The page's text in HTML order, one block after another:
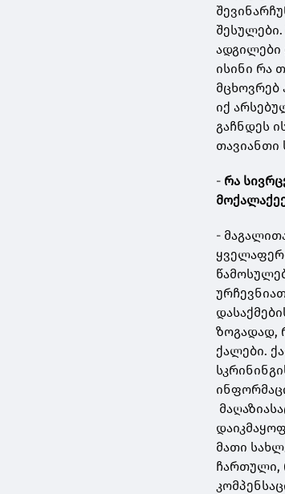
ადგილები
ისინი რა
მცხოვრებ
იქ
გაჩნდეს
თავიანთი
- რა
-
ზოგადად,
ქალები.
მათი
ჩართული,